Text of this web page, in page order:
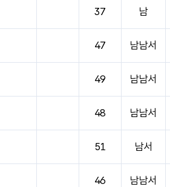
37 남
47 남남서
49 남남서
48 남남서
51 남서
46 남남서